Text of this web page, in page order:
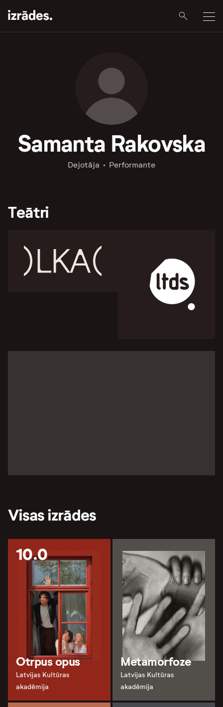
Samanta Rakovska
Dejotāja Performante
Teātri
Visas izrādes
10.0
Otrpus opus
Latvijas Kultūras
akadēmija
Metamorfoze
Latvijas Kultūras
akadēmija